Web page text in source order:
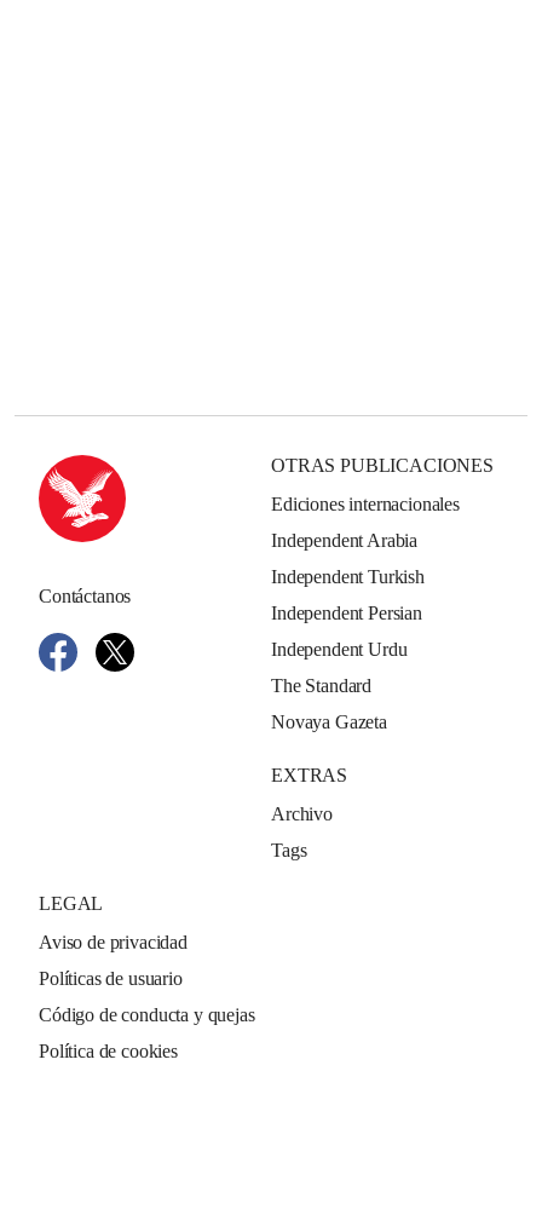
Contáctanos
OTRAS PUBLICACIONES
Ediciones internacionales
Independent Arabia
Independent Turkish
Independent Persian
Independent Urdu
The Standard
Novaya Gazeta
EXTRAS
Archivo
Tags
LEGAL
Aviso de privacidad
Políticas de usuario
Código de conducta y quejas
Política de cookies